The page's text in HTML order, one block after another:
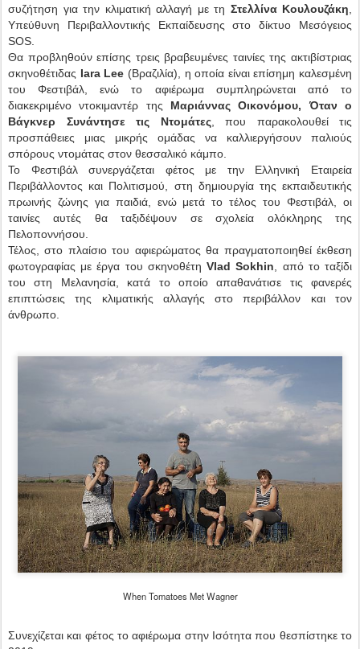
συζήτηση για την κλιματική αλλαγή με τη Στελλίνα Κουλουζάκη
Υπεύθυνη Περιβαλλοντικής Εκπαίδευσης στο δίκτυο Μεσόγειος
SOS.
Θα προβληθούν επίσης τρεις βραβευμένες ταινίες της ακτιβίστριας
σκηνοθέτιδας Iara Lee (Βραζιλία), η οποία είναι επίσημη καλεσμένη
του Φεστιβάλ, ενώ το αφιέρωμα συμπληρώνεται από το
διακεκριμένο ντοκιμαντέρ της Μαριάννας Οικονόμου,
Όταν ο
Βάγκνερ Συνάντησε τις Ντομάτες, που παρακολουθεί τις
προσπάθειες μιας μικρής ομάδας να καλλιεργήσουν παλιούς
σπόρους ντομάτας στον θεσσαλικό κάμπο.
Το Φεστιβάλ συνεργάζεται φέτος με την Ελληνική Εταιρεία
Περιβάλλοντος και Πολιτισμού, στη δημιουργία της εκπαιδευτικής
πρωινής ζώνης για παιδιά, ενώ μετά το τέλος του Φεστιβάλ, οι
ταινίες αυτές θα ταξιδέψουν σε σχολεία ολόκληρης της
Πελοποννήσου.
Τέλος, στο πλαίσιο του αφιερώματος θα πραγματοποιηθεί έκθεση
φωτογραφίας με έργα του σκηνοθέτηVlad Sokhin , από το ταξίδι
του στη Μελανησία, κατά το οποίο απαθανάτισε τις φανερές
επιπτώσεις της κλιματικής αλλαγής στο περιβάλλον και τον
άνθρωπο.
When Tomatoes Met Wagner
Συνεχίζεται και φέτος το αφιέρωμα στην Ισότητα που θεσπίστηκε το